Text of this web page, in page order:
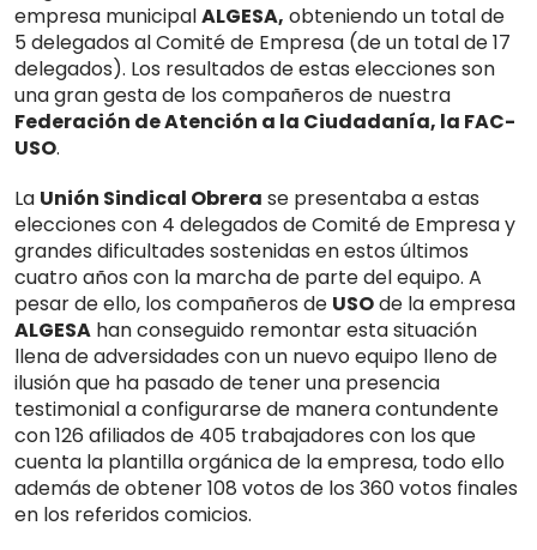
empresa municipalALGESA, obteniendo un total de
5 delegados al Comité de Empresa (de un total de 17
delegados). Los resultados de estas elecciones son
una gran gesta de los compañeros de nuestra
Federación de Atención a la Ciudadanía, la FAC-
USO.
La Unión Sindical Obrera se presentaba a estas
elecciones con 4 delegados de Comité de Empresa y
grandes dificultades sostenidas en estos últimos
cuatro años con la marcha de parte del equipo. A
pesar de ello, los compañeros de USOde la empresa
ALGESA han conseguido remontar esta situación
llena de adversidades con un nuevo equipo lleno de
ilusión que ha pasado de tener una presencia
testimonial a configurarse de manera contundente
con 126 afiliados de 405 trabajadores con los que
cuenta la plantilla orgánica de la empresa, todo ello
además de obtener 108 votos de los 360 votos finales
en los referidos comicios.